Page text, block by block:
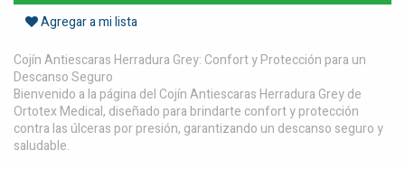
Agregar a mi lista
Cojín Antiescaras Herradura Grey: Confort y Protección para un
Descanso Seguro
Bienvenido a la página del Cojín Antiescaras Herradura Grey de
Ortotex Medical, diseñado para brindarte confort y protección
contra las úlceras por presión, garantizando un descanso seguro y
saludable.